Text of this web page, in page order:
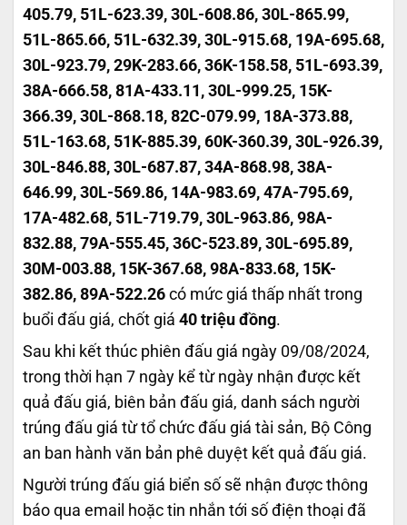
405.79, 51L-623.39, 30L-608.86, 30L-865.99,
51L-865.66, 51L-632.39, 30L-915.68, 19A-695.68,
30L-923.79, 29K-283.66, 36K-158.58, 51L-693.39,
38A-666.58, 81A-433.11, 30L-999.25, 15K-
366.39, 30L-868.18, 82C-079.99, 18A-373.88,
51L-163.68, 51K-885.39, 60K-360.39, 30L-926.39,
30L-846.88, 30L-687.87, 34A-868.98, 38A-
646.99, 30L-569.86, 14A-983.69, 47A-795.69,
17A-482.68, 51L-719.79, 30L-963.86, 98A-
832.88, 79A-555.45, 36C-523.89, 30L-695.89,
30M-003.88, 15K-367.68, 98A-833.68, 15K-
382.86, 89A-522.26 có mức giá thấp nhất trong
buổi đấu giá, chốt giá 40 triệu đồng.
Sau khi kết thúc phiên đấu giá ngày 09/08/2024,
trong thời hạn 7 ngày kể từ ngày nhận được kết
quả đấu giá, biên bản đấu giá, danh sách người
trúng đấu giá từ tổ chức đấu giá tài sản, Bộ Công
an ban hành văn bản phê duyệt kết quả đấu giá.
Người trúng đấu giá biển số sẽ nhận được thông
báo qua email hoặc tin nhắn tới số điện thoại đã